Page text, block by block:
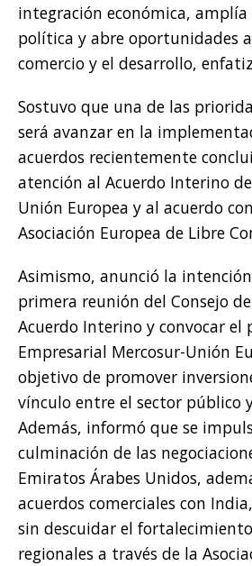
integración económica, amplía
política y abre oportunidades
comercio y el desarrollo,
Sostuvo que una de las
será avanzar en la
acuerdos recientemente
atención al Acuerdo Interino
Unión Europea y al acuerdo
Asociación Europea de Libre
Asimismo, anunció la
primera reunión del Consejo
Acuerdo Interino y convocar el
Empresarial Mercosur-Unión
objetivo de promover
vínculo entre el sector público
Además, informó que se
culminación de las
Emiratos Árabes Unidos,
acuerdos comerciales con
sin descuidar el
regionales a través de la